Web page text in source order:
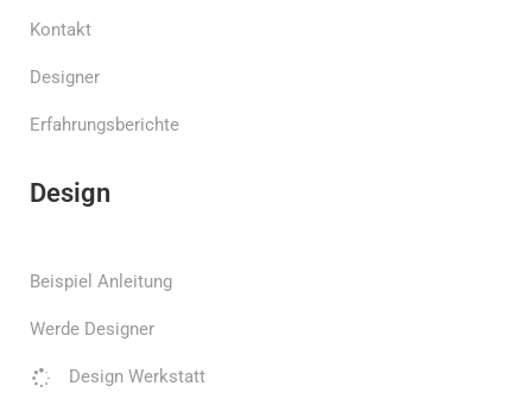
Kontakt
Designer
Erfahrungsberichte
Design
Beispiel Anleitung
Werde Designer
Design Werkstatt